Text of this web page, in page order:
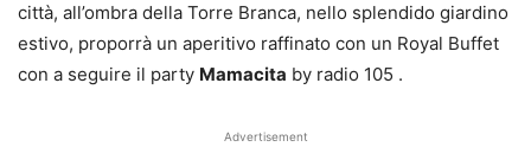
città, all’ombra della Torre Branca, nello splendido giardino
estivo, proporrà un aperitivo raffinato con un Royal Buffet
con a seguire il party Mamacita by radio 105 .
Advertisement